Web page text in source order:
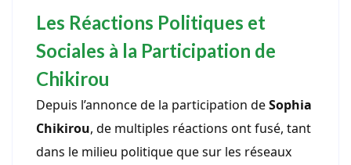
Les Réactions Politiques et
Sociales à la Participation de
Chikirou
Depuis l’annonce de la participation deSophia
Chikirou, de multiples réactions ont fusé, tant
dans le milieu politique que sur les réseaux